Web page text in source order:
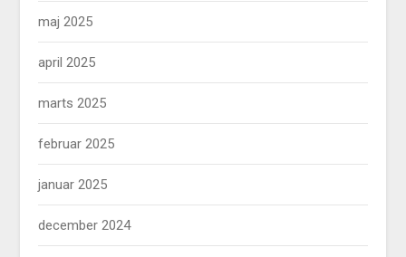
maj 2025
april 2025
marts 2025
februar 2025
januar 2025
december 2024